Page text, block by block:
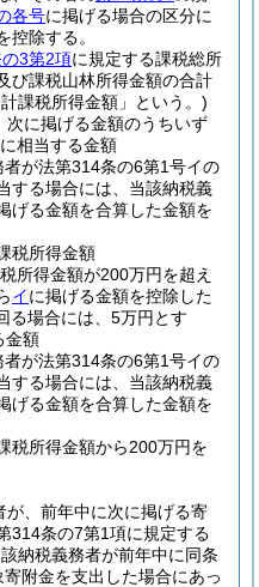
各号に掲げる場合の区分に
控除する。
3第2項に規定する課税総所
び課税山林所得金額の合計
課税所得金額」という。)
に掲げる金額のうちいず
相当する金額
が法第314条の6第1号イの
する場合には、当該納税義
げる金額を合算した金額を
税所得金額
所得金額が200万円を超え
イに掲げる金額を控除した
る場合には、5万円とす
金額
が法第314条の6第1号イの
する場合には、当該納税義
げる金額を合算した金額を
税所得金額から200万円を
が、前年中に次に掲げる寄
314条の7第1項に規定する
納税義務者が前年中に同条
附金を支出した場合にあっ